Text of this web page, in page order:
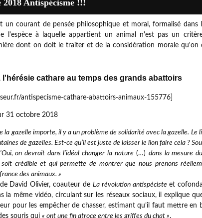
Antispécisme !!!
un courant de pensée philosophique et moral, formalisé dans
l'espèce à laquelle appartient un animal n'est pas un
dont on doit le traiter et de la considération morale qu'on
cathare au temps des grands abattoirs
antispecisme-cathare-abattoirs-animaux-155776]
31 octobre 2018
la gazelle importe, il y a un problème de solidarité avec la gazelle. Le
de gazelles. Est-ce qu’il est juste de laisser le lion faire cela ?
on devrait dans l’idéal changer la nature (…) dans la mesure
soit crédible et qui permette de montrer que nous prenons
des animaux. »
David Olivier, coauteur de La révolution antispéciste et
la même vidéo, circulant sur les réseaux sociaux, il explique
pour les empêcher de chasser, estimant qu’il faut mettre en
souris qui « ont une fin atroce entre les griffes du chat ».